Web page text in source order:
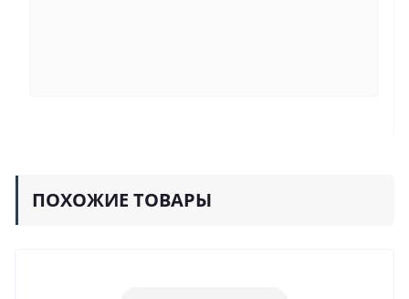
ПОХОЖИЕ ТОВАРЫ